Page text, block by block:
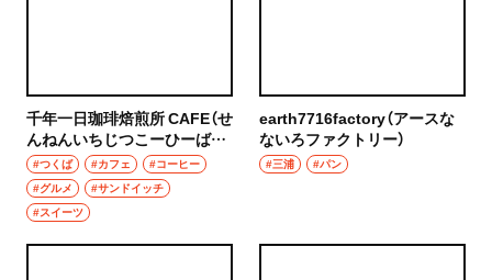
千年一日珈琲焙煎所 CAFE（せ
んねんいちじつこーひーばい
せんじょカフェ）
#つくば #カフェ
#コーヒー
#グルメ
#サンドイッチ
#スイーツ
earth7716factory（アースな
ないろファクトリー）
#三浦 #パン